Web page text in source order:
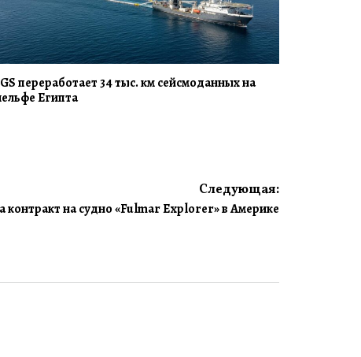
переработает 34 тыс. км сейсмоданных на
Египта
Следующая:
на судно «Fulmar Explorer» в Америке